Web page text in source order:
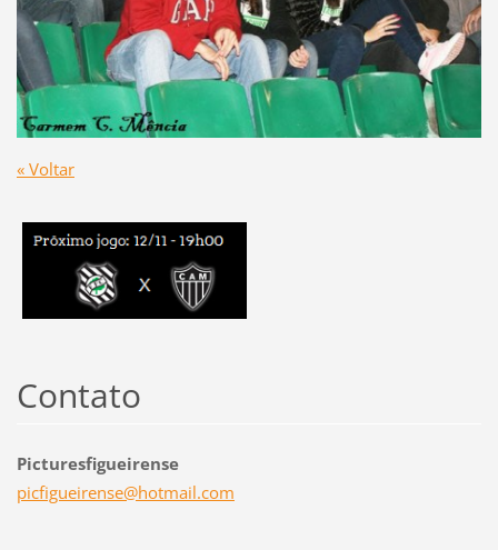
« Voltar
Contato
Picturesfigueirense
picfigueirense@hotmail.com